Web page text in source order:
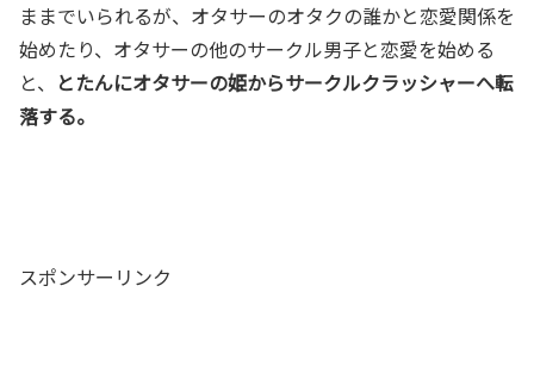
ままでいられるが、オタサーのオタクの誰かと恋愛関係を
始めたり、オタサーの他のサークル男子と恋愛を始める
と、 とたんにオタサーの姫からサークルクラッシャーへ転
落する。
スポンサーリンク